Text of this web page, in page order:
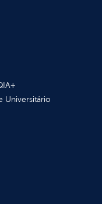
Universitário